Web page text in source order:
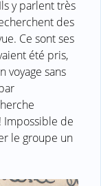
y parlent très
des
Ce sont ses
été pris,
voyage sans
! Impossible de
le groupe un